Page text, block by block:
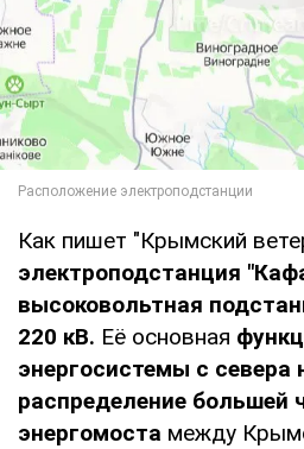
Как пишет "Крымский
электроподстанция
высоковольтная
220 кВ. Её основная
энергосистемы с севера
распределение большей
энергомоста между